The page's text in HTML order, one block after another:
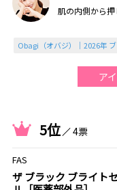
肌の内側から押
Obagi（オバジ）｜2026年
ア
5位 4票
FAS
ザ ブラック ブライト